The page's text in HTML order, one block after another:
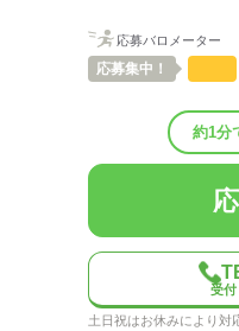
19：00～01：00 etc
■実働：３～６h勤務 etc
ご希望の勤務日・曜日が
他のスタッフの方と
応募多数につき充足した場
希望に添えない場合もござ
しずか
（男5：女5）
インターネット・Web
応募バロメーター
応募集中！
約1分
受
土日祝はお休みにより対